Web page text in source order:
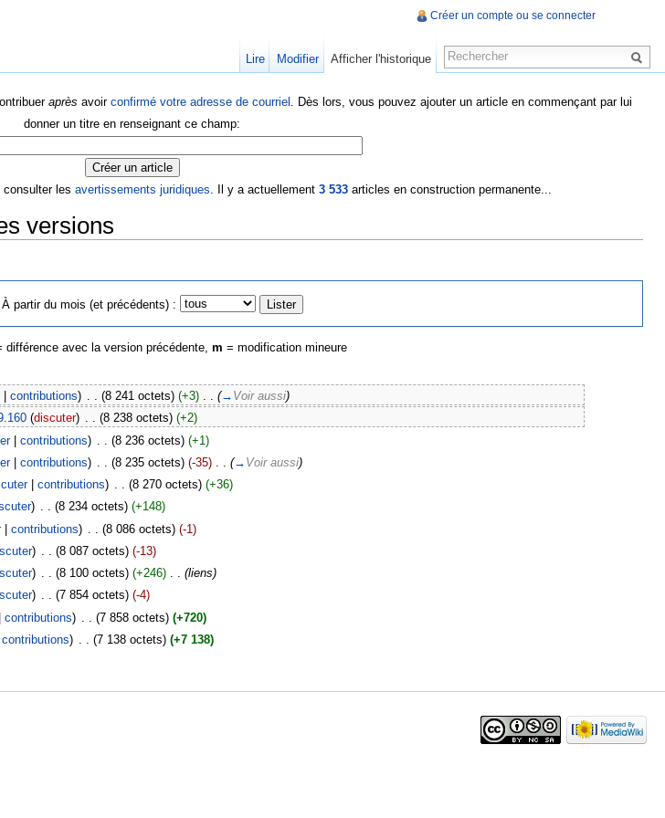
après avoir confirmé votre adresse de courriel . Dès lors, vous pouvez ajouter un article en commençant par lui
donner un titre en renseignant ce champ:
consulter les avertissements juridiques. Il y a actuellement 3 533articles en construction permanente...
versions
À partir du mois (et précédents) :
avec la version précédente, m = modification mineure
| contributions) . . (8 241 octets) (+3) . . (→ Voir aussi)
(discuter) . . (8 238 octets) (+2)
| contributions) (8 236 octets) (+1)
| contributions) (8 235 octets) (-35) (→ Voir aussi)
| contributions) . . (8 270 octets) (+36)
) . . (8 234 octets) (+148)
| contributions) (8 086 octets) (-1)
) (8 087 octets) (-13)
) . . (8 100 octets) (+246) . . (liens)
) . . (7 854 octets) (-4)
contributions) (7 858 octets) (+720)
contributions) . . (7 138 octets) (+7 138)
Créer un compte ou se connecter
Lire Modifier Afficher l'historique